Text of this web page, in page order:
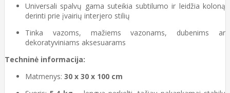
Universali spalvų gama suteikia subtilumo ir leidžia koloną
derinti prie įvairių interjero stilių
Tinka vazoms, mažiems vazonams, dubenims ar
dekoratyviniams aksesuarams
Techninė informacija:
Matmenys: 30 x 30 x 100 cm